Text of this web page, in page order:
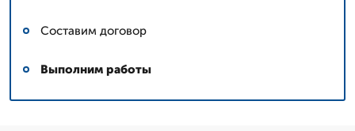
Составим договор
Выполним работы